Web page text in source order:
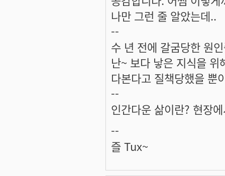
나만 그런 줄 알았는데..
--
수 년 전에 갈굼당한 원
난~ 보다 낳은 지식을
다본다고 질책당했을 뿐
--
인간다운 삶이란? 현장
--
즐 Tux~